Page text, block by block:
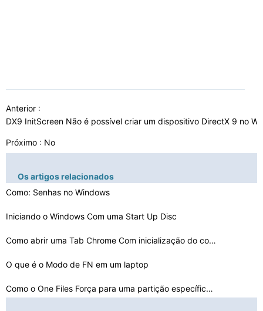
Anterior :
DX9 InitScreen Não é possível criar um dispositivo DirectX 9 no
Próximo : No
Os artigos relacionados
Como: Senhas no Windows
Iniciando o Windows Com uma Start Up Disc
Como abrir uma Tab Chrome Com inicialização do comput…
O que é o Modo de FN em um laptop
Como o One Files Força para uma partição específica…